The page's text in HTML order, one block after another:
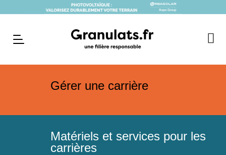
Gérer une carrière
Matériels et services pour les
carrières